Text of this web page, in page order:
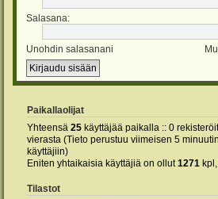
Salasana:
Unohdin salasanani
Paikallaolijat
Yhteensä 25 käyttäjää paikalla :: 0
vierasta (Tieto perustuu viimeisen 5
käyttäjiin)
Eniten yhtaikaisia käyttäjiä on ollut1271
Tilastot